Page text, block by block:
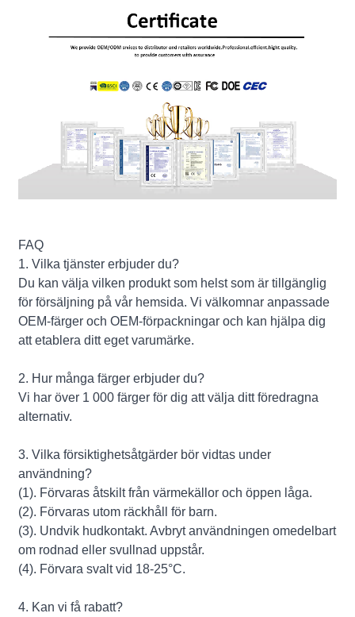
FAQ
1. Vilka tjänster erbjuder du?
Du kan välja vilken produkt som helst som är tillgänglig
för försäljning på vår hemsida. Vi välkomnar anpassade
OEM-färger och OEM-förpackningar och kan hjälpa dig
att etablera ditt eget varumärke.
2. Hur många färger erbjuder du?
Vi har över 1 000 färger för dig att välja ditt föredragna
alternativ.
3. Vilka försiktighetsåtgärder bör vidtas under
användning?
(1). Förvaras åtskilt från värmekällor och öppen låga.
(2). Förvaras utom räckhåll för barn.
(3). Undvik hudkontakt. Avbryt användningen omedelbart
om rodnad eller svullnad uppstår.
(4). Förvara svalt vid 18-25°C.
4. Kan vi få rabatt?